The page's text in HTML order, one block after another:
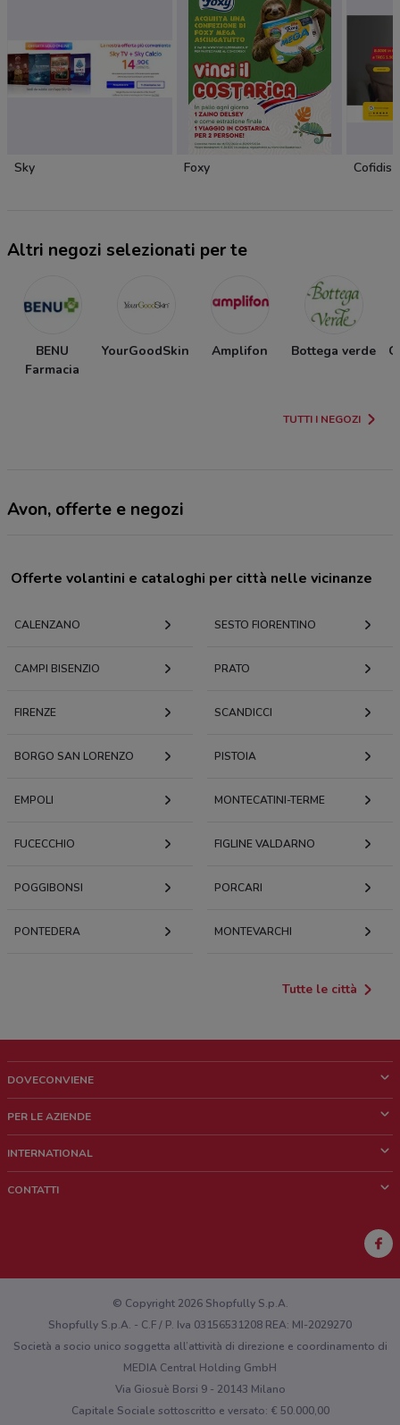
Sky Foxy Cofidis
Altri negozi selezionati per te
BENU
Farmacia
YourGoodSkin Amplifon Bottega verde
TUTTI I NEGOZI
Avon, offerte e negozi
Offerte volantini e cataloghi per città nelle vicinanze
CALENZANO SESTO FIORENTINO
CAMPI BISENZIO PRATO
FIRENZE SCANDICCI
BORGO SAN LORENZO PISTOIA
EMPOLI MONTECATINI-TERME
FUCECCHIO FIGLINE VALDARNO
POGGIBONSI PORCARI
PONTEDERA MONTEVARCHI
Tutte le città
DOVECONVIENE
Chi siamo
Lavora con noi
PER LE AZIENDE
Richieste commerciali e marketing
INTERNATIONAL
CONTATTI
Hai un malfunzionamento sul web o sull'app?
© Copyright 2026 Shopfully S.p.A.
Shopfully S.p.A. - C.F / P. Iva 03156531208 REA: MI-2029270
Società a socio unico soggetta all’attività di direzione e coordinamento di
MEDIA Central Holding GmbH
Via Giosuè Borsi 9 - 20143 Milano
Capitale Sociale sottoscritto e versato: € 50.000,00